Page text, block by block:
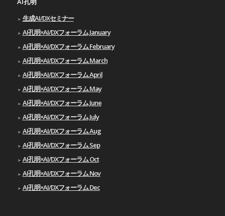
生成AI/DXセミナー
AI孔明×AI/DXフォーラム January
AI孔明×AI/DXフォーラム February
AI孔明×AI/DXフォーラム March
AI孔明×AI/DXフォーラム April
AI孔明×AI/DXフォーラム May
AI孔明×AI/DXフォーラム June
AI孔明×AI/DXフォーラム July
AI孔明×AI/DXフォーラム Aug
AI孔明×AI/DXフォーラム Sep
AI孔明×AI/DXフォーラム Oct
AI孔明×AI/DXフォーラム Nov
AI孔明×AI/DXフォーラム Dec